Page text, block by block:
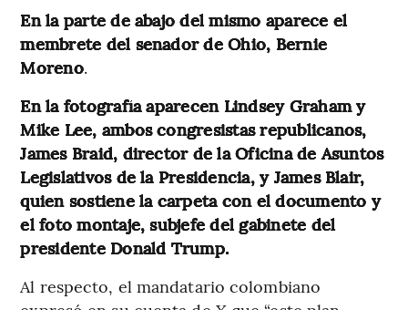
En la parte de abajo del mismo aparece el
membrete del senador de Ohio, Bernie
Moreno.
En la fotografía aparecen Lindsey Graham y
Mike Lee, ambos congresistas republicanos,
James Braid, director de la Oficina de Asuntos
Legislativos de la Presidencia, y James Blair,
quien sostiene la carpeta con el documento y
el foto montaje, subjefe del gabinete del
presidente Donald Trump.
Al respecto, el mandatario colombiano